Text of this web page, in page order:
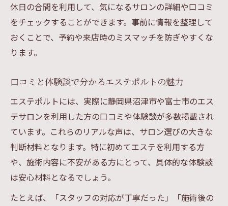
休日の合間を利用して、気になるサロンの詳細や口コミ
をチェックすることができます。事前に情報を整理して
おくことで、予約や来店時のミスマッチを防ぎやすくな
ります。
口コミと体験談で分かるエステポルトの魅力
エステポルトには、実際に静岡県沼津市や富士市のエス
テサロンを利用した方の口コミや体験談が多数掲載され
ています。これらのリアルな声は、サロン選びの大きな
判断材料となります。特に初めてエステを利用する方
や、施術内容に不安がある方にとって、具体的な体験談
は安心材料となるでしょう。
たとえば、「スタッフの対応が丁寧だった」「施術後の